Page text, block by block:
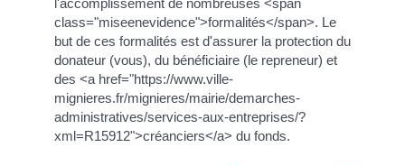
l'accomplissement de nombreuses <span
class="miseenevidence">formalités</span>. Le
but de ces formalités est d'assurer la protection du
donateur (vous), du bénéficiaire (le repreneur) et
des <a href="https://www.ville-
mignieres.fr/mignieres/mairie/demarches-
administratives/services-aux-entreprises/?
xml=R15912">créanciers</a> du fonds.